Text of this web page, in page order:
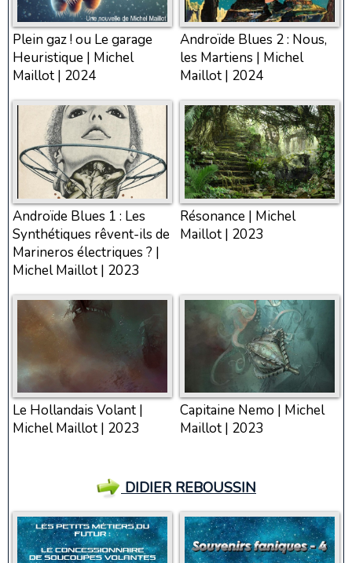
Plein gaz ! ou Le garage
Heuristique | Michel
Maillot | 2024
Androïde Blues 2 : Nous,
les Martiens | Michel
Maillot | 2024
Androïde Blues 1 : Les
Synthétiques rêvent-ils de
Marineros électriques ? |
Michel Maillot | 2023
Résonance | Michel
Maillot | 2023
Le Hollandais Volant |
Michel Maillot | 2023
Capitaine Nemo | Michel
Maillot | 2023
DIDIER REBOUSSIN